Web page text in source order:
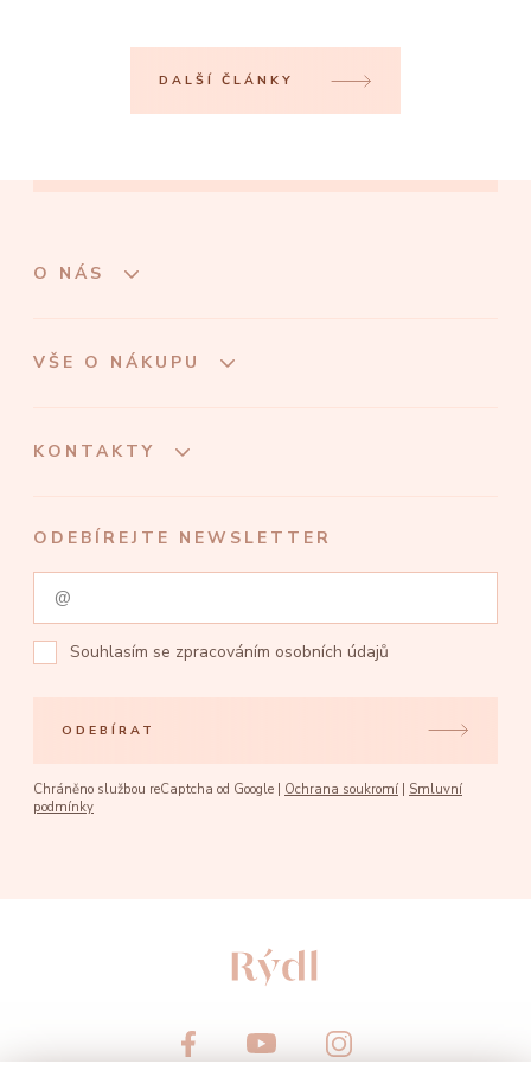
DALŠÍ ČLÁNKY
O NÁS
VŠE O NÁKUPU
KONTAKTY
ODEBÍREJTE NEWSLETTER
Souhlasím se zpracováním osobních údajů
ODEBÍRAT
Chráněno službou reCaptcha od Google | Ochrana soukromí | Smluvní
podmínky